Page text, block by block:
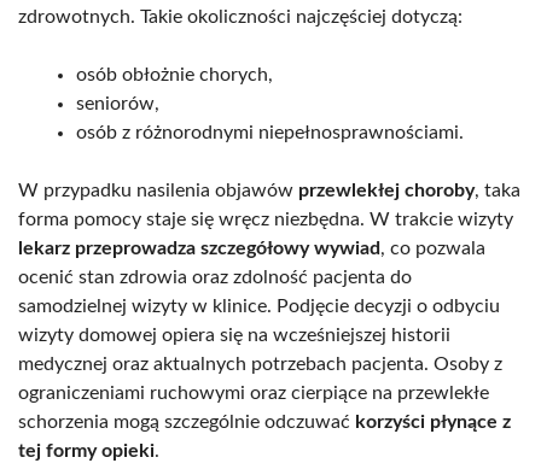
zdrowotnych. Takie okoliczności najczęściej dotyczą:
osób obłożnie chorych,
seniorów,
osób z różnorodnymi niepełnosprawnościami.
W przypadku nasilenia objawów przewlekłej choroby, taka
forma pomocy staje się wręcz niezbędna. W trakcie wizyty
lekarz przeprowadza szczegółowy wywiad, co pozwala
ocenić stan zdrowia oraz zdolność pacjenta do
samodzielnej wizyty w klinice. Podjęcie decyzji o odbyciu
wizyty domowej opiera się na wcześniejszej historii
medycznej oraz aktualnych potrzebach pacjenta. Osoby z
ograniczeniami ruchowymi oraz cierpiące na przewlekłe
schorzenia mogą szczególnie odczuwać korzyści płynące z
tej formy opieki.